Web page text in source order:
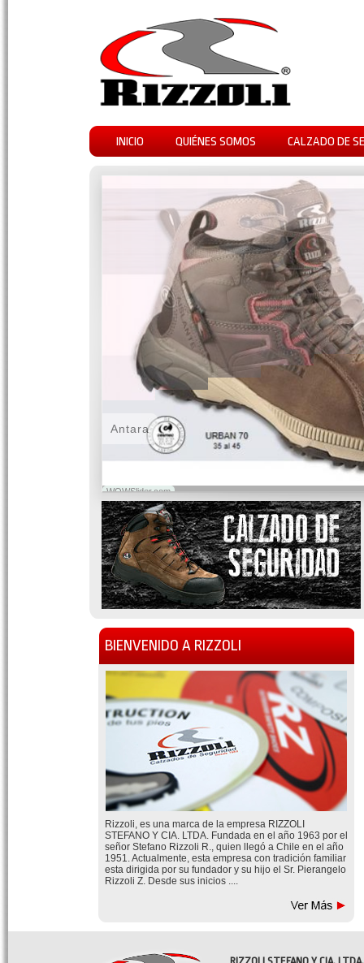
INICIO QUIÉNES SOMOS CALZADO DE
WOWSlider.com
Antara
BIENVENIDO A RIZZOLI
Rizzoli, es una marca de la empresa RIZZOLI
STEFANO Y CIA. LTDA. Fundada en el año 1963 por el
señor Stefano Rizzoli R., quien llegó a Chile en el año
1951. Actualmente, esta empresa con tradición familiar
esta dirigida por su fundador y su hijo el Sr. Pierangelo
Rizzoli Z. Desde sus inicios ....